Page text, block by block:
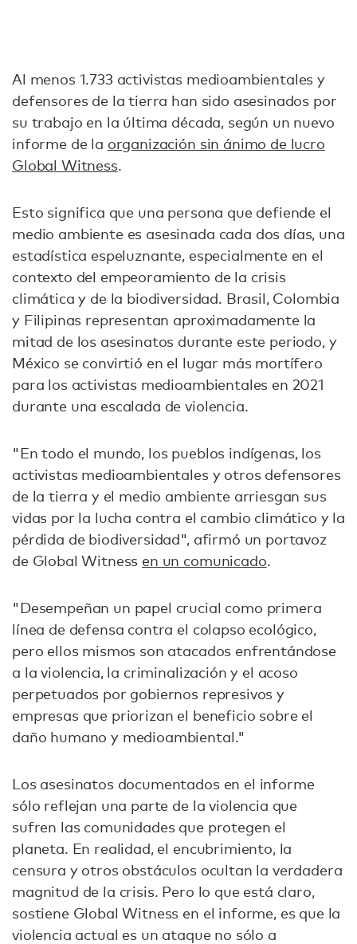
Al menos 1.733 activistas medioambientales y
defensores de la tierra han sido asesinados por
su trabajo en la última década, según un nuevo
informe de la organización sin ánimo de lucro
Global Witness.
Esto significa que una persona que defiende el
medio ambiente es asesinada cada dos días, una
estadística espeluznante, especialmente en el
contexto del empeoramiento de la crisis
climática y de la biodiversidad. Brasil, Colombia
y Filipinas representan aproximadamente la
mitad de los asesinatos durante este periodo, y
México se convirtió en el lugar más mortífero
para los activistas medioambientales en 2021
durante una escalada de violencia.
"En todo el mundo, los pueblos indígenas, los
activistas medioambientales y otros defensores
de la tierra y el medio ambiente arriesgan sus
vidas por la lucha contra el cambio climático y la
pérdida de biodiversidad", afirmó un portavoz
de Global Witness en un comunicado.
"Desempeñan un papel crucial como primera
línea de defensa contra el colapso ecológico,
pero ellos mismos son atacados enfrentándose
a la violencia, la criminalización y el acoso
perpetuados por gobiernos represivos y
empresas que priorizan el beneficio sobre el
daño humano y medioambiental."
Los asesinatos documentados en el informe
sólo reflejan una parte de la violencia que
sufren las comunidades que protegen el
planeta. En realidad, el encubrimiento, la
censura y otros obstáculos ocultan la verdadera
magnitud de la crisis. Pero lo que está claro,
sostiene Global Witness en el informe, es que la
violencia actual es un ataque no sólo a